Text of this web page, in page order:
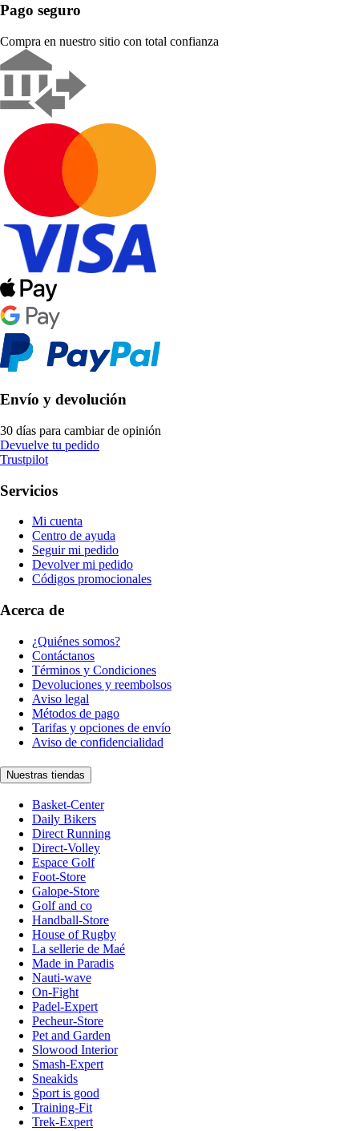
Pago seguro
Compra en nuestro sitio con total confianza
Envío y devolución
30 días para cambiar de opinión
Devuelve tu pedido
Trustpilot
Servicios
Mi cuenta
Centro de ayuda
Seguir mi pedido
Devolver mi pedido
Códigos promocionales
Acerca de
¿Quiénes somos?
Contáctanos
Términos y Condiciones
Devoluciones y reembolsos
Aviso legal
Métodos de pago
Tarifas y opciones de envío
Aviso de confidencialidad
Nuestras tiendas
Basket-Center
Daily Bikers
Direct Running
Direct-Volley
Espace Golf
Foot-Store
Galope-Store
Golf and co
Handball-Store
House of Rugby
La sellerie de Maé
Made in Paradis
Nauti-wave
On-Fight
Padel-Expert
Pecheur-Store
Pet and Garden
Slowood Interior
Smash-Expert
Sneakids
Sport is good
Training-Fit
Trek-Expert